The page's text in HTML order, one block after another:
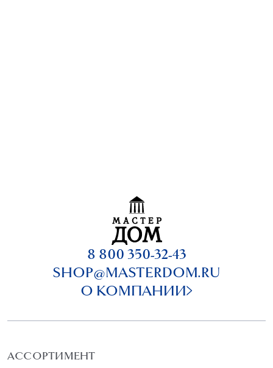
8 800 350-32-43
SHOP@MASTERDOM.RU
О КОМПАНИИ
АССОРТИМЕНТ